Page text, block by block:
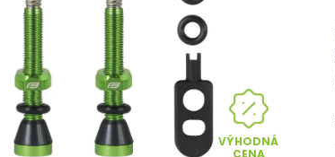
VÝHODNÁ